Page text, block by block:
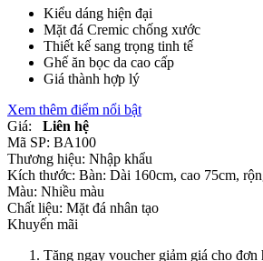
Kiểu dáng hiện đại
Mặt đá Cremic chống xước
Thiết kế sang trọng tinh tế
Ghế ăn bọc da cao cấp
Giá thành hợp lý
Xem thêm điểm nổi bật
Giá:
Liên hệ
Mã SP: BA100
Thương hiệu: Nhập khẩu
Kích thước: Bàn: Dài 160cm, cao 75cm,
Màu: Nhiều màu
Chất liệu: Mặt đá nhân tạo
Khuyến mãi
Tặng ngay voucher giảm giá cho đơn